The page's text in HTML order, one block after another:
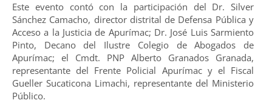
Este evento contó con la participación del Dr. Silver
Sánchez Camacho, director distrital de Defensa Pública y
Acceso a la Justicia de Apurímac; Dr. José Luis Sarmiento
Pinto, Decano del Ilustre Colegio de Abogados de
Apurímac; el Cmdt. PNP Alberto Granados Granada,
representante del Frente Policial Apurímac y el Fiscal
Gueller Sucaticona Limachi, representante del Ministerio
Público.